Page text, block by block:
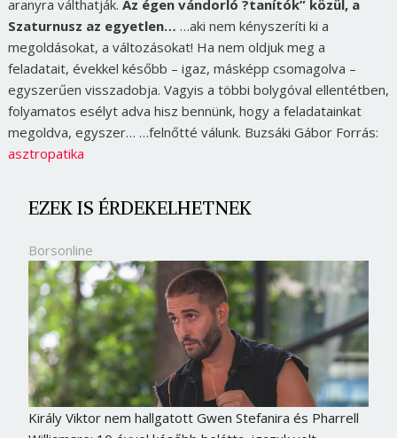
aranyra válthatják. Az égen vándorló ?tanítók” közül, a
Szaturnusz az egyetlen… …aki nem kényszeríti ki a
megoldásokat, a változásokat! Ha nem oldjuk meg a
feladatait, évekkel később – igaz, másképp csomagolva –
egyszerűen visszadobja. Vagyis a többi bolygóval ellentétben,
folyamatos esélyt adva hisz bennünk, hogy a feladatainkat
megoldva, egyszer… …felnőtté válunk. Buzsáki Gábor Forrás:
asztropatika
EZEK IS ÉRDEKELHETNEK
Borsonline
Király Viktor nem hallgatott Gwen Stefanira és Pharrell